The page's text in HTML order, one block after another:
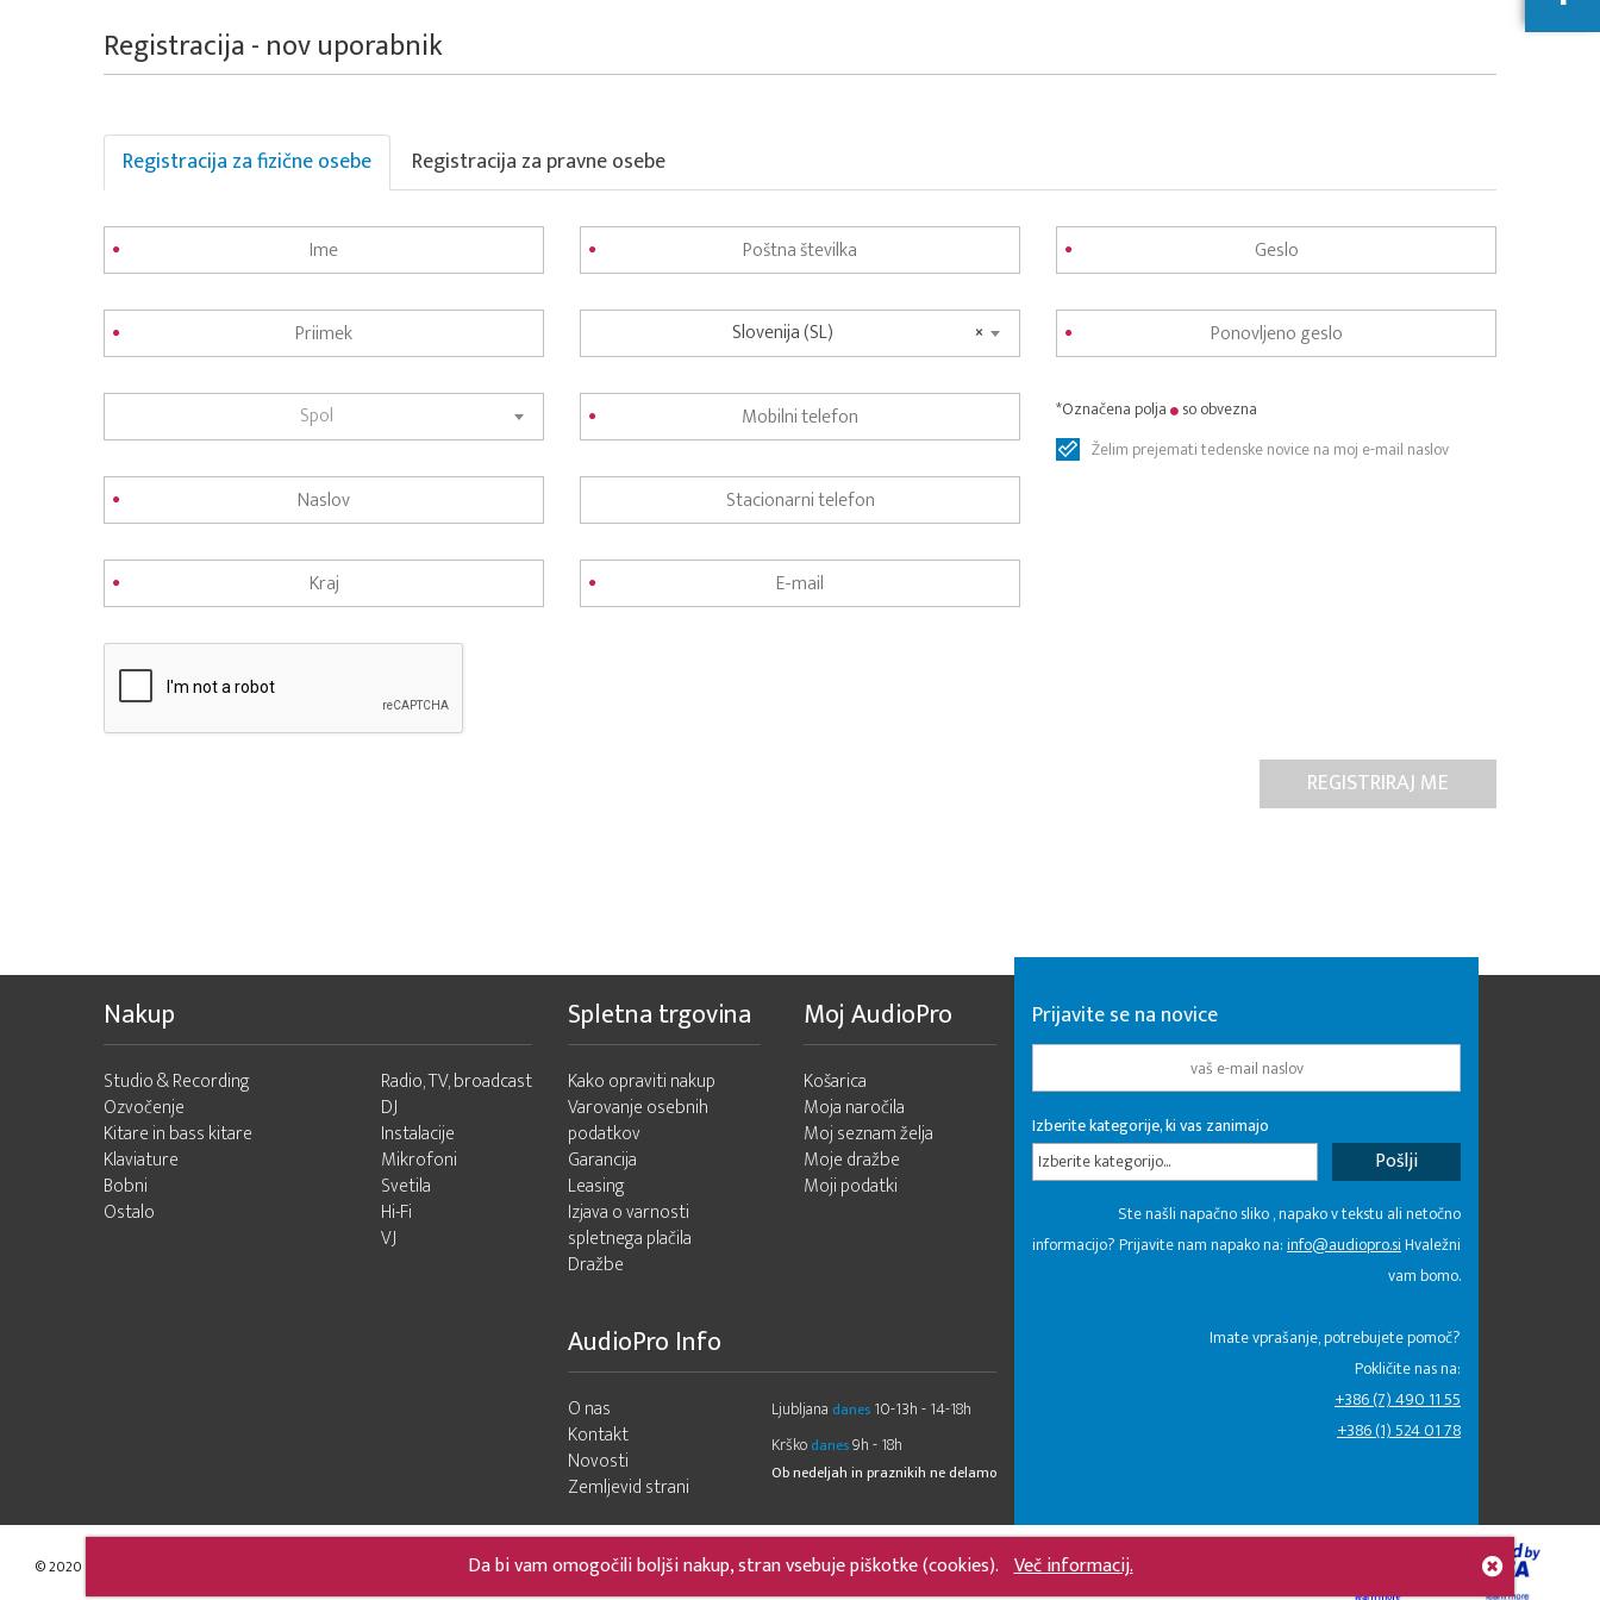
Registracija - nov uporabnik
Registracija za fizične osebe Registracija za pravne osebe
Spol
×
Slovenija (SL)
*Označena polja
so obvezna
Želim prejemati tedenske novice na moj e-mail naslov
Da bi vam omogočili boljši nakup, stran vsebuje piškotke (cookies). Več informacij.
Nakup
Studio & Recording
Ozvočenje
Kitare in bass kitare
Klaviature
Bobni
Ostalo
Radio, TV, broadcast
DJ
Instalacije
Mikrofoni
Svetila
Hi-Fi
VJ
Spletna trgovina
Kako opraviti nakup
Varovanje osebnih
podatkov
Garancija
Leasing
Izjava o varnosti
spletnega plačila
Dražbe
Moj AudioPro
Košarica
Moja naročila
Moj seznam želja
Moje dražbe
Moji podatki
AudioPro Info
O nas
Kontakt
Novosti
Zemljevid strani
Ljubljana danes 10-13h - 14-18h
Krško danes9h - 18h
Ob nedeljah in praznikih ne delamo
Prijavite se na novice
Izberite kategorije, ki vas zanimajo
Izberite kategorijo...
Ste našli napačno sliko , napako v tekstu ali netočno
informacijo? Prijavite nam napako na:info@audiopro.siHvaležni
vam bomo.
Imate vprašanje, potrebujete pomoč?
Pokličite nas na:
+386 (7) 490 11 55
+386 (1) 524 01 78
© 2020 - 2026 Audio Pro d.o.o.